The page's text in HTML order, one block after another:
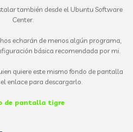
también desde el Ubuntu Software
Center.
echarán de menos algún programa,
básica recomendada por mi.
quiere este mismo fondo de pantalla
enlace para descargarlo.
de pantalla tigre